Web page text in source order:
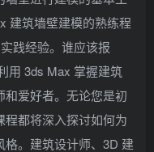
建筑墙壁建模的熟练程
践经验。谁应该报
用 3ds Max 掌握建筑
爱好者。无论您是初
都将深入探讨如何为
。建筑设计师、3D 建